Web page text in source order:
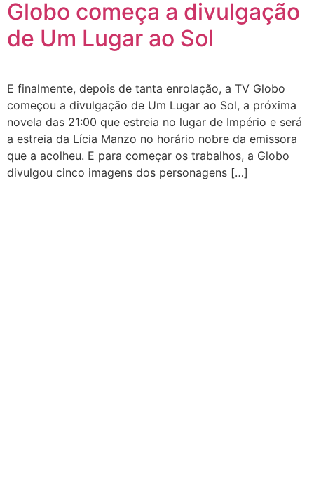
Globo começa a divulgação
de Um Lugar ao Sol
E finalmente, depois de tanta enrolação, a TV Globo
começou a divulgação de Um Lugar ao Sol, a próxima
novela das 21:00 que estreia no lugar de Império e será
a estreia da Lícia Manzo no horário nobre da emissora
que a acolheu. E para começar os trabalhos, a Globo
divulgou cinco imagens dos personagens […]